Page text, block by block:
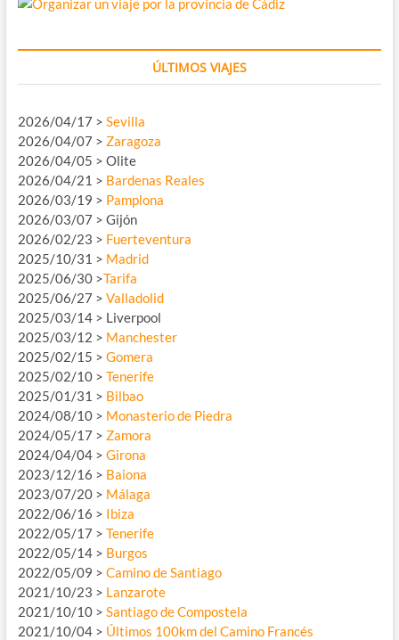
ÚLTIMOS VIAJES
2026/04/17 > Sevilla
2026/04/07 > Zaragoza
2026/04/05 > Olite
2026/04/21 > Bardenas Reales
2026/03/19 > Pamplona
2026/03/07 > Gijón
2026/02/23 > Fuerteventura
2025/10/31 > Madrid
2025/06/30 >Tarifa
2025/06/27 > Valladolid
2025/03/14 > Liverpool
2025/03/12 > Manchester
2025/02/15 > Gomera
2025/02/10 > Tenerife
2025/01/31 > Bilbao
2024/08/10 > Monasterio de Piedra
2024/05/17 > Zamora
2024/04/04 > Girona
2023/12/16 > Baiona
2023/07/20 > Málaga
2022/06/16 > Ibiza
2022/05/17 > Tenerife
2022/05/14 > Burgos
2022/05/09 > Camino de Santiago
2021/10/23 > Lanzarote
2021/10/10 > Santiago de Compostela
2021/10/04 > Últimos 100km del Camino Francés